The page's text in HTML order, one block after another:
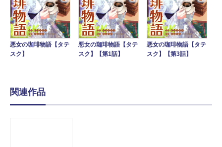
悪女の珈琲物語【タテ
スク】
悪女の珈琲物語【タテ
スク】【第1話】
悪女の珈琲物語【タテ
スク】【第3話】
関連作品